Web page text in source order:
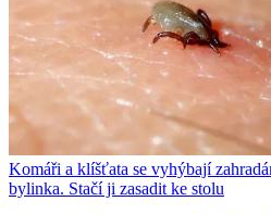
Komáři a klíšťata se vyhýbají
bylinka. Stačí ji zasadit ke stolu